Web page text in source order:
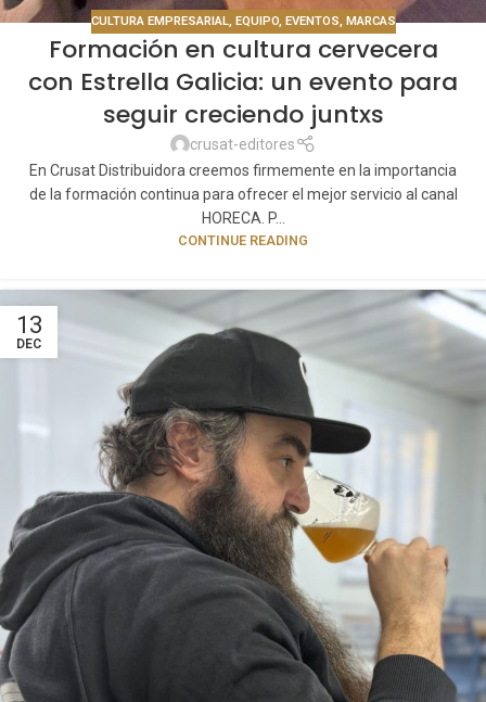
CULTURA EMPRESARIAL, EQUIPO, EVENTOS, MARCAS
Formación en cultura cervecera
con Estrella Galicia: un evento para
seguir creciendo juntxs
crusat-editores
En Crusat Distribuidora creemos firmemente en la importancia
de la formación continua para ofrecer el mejor servicio al canal
HORECA. P...
CONTINUE READING
13
DEC